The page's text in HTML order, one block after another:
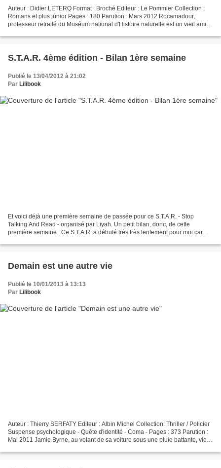
Auteur : Didier LETERQ Format : Broché Editeur : Le Pommier Collection :
Romans et plus junior Pages : 180 Parution : Mars 2012 Rocamadour,
professeur retraité du Muséum national d'Histoire naturelle est un vieil ami
S.T.A.R. 4ème édition - Bilan 1ère semaine
Publié le 13/04/2012 à 21:02
Par Lilibook
Et voici déjà une première semaine de passée pour ce S.T.A.R. - Stop
Talking And Read - organisé par Liyah. Un petit bilan, donc, de cette
première semaine : Ce S.T.A.R. a débuté très très lentement pour moi car
Demain est une autre vie
Publié le 10/01/2013 à 13:13
Par Lilibook
Auteur : Thierry SERFATY Editeur : Albin Michel Collection: Thriller / Policier
Suspense psychologique - Quête d'identité - Coma - Pages : 373 Parution :
Mai 2011 Jamie Byrne, au volant de sa voiture sous une pluie battante, vient